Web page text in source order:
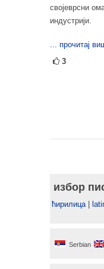
својеврсни
индустрији.
... прочитај
3
избор
ћирилица|
Serbian